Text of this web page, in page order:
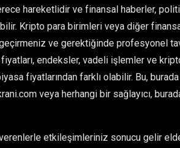
hareketlidir ve finansal haberler,
Kripto para birimleri veya diğer
ve gerektiğinde profesyonel
endeksler, vadeli işlemler ve
fiyatlarından farklı olabilir. Bu,
veya herhangi bir sağlayıcı,
etkileşimleriniz sonucu gelir